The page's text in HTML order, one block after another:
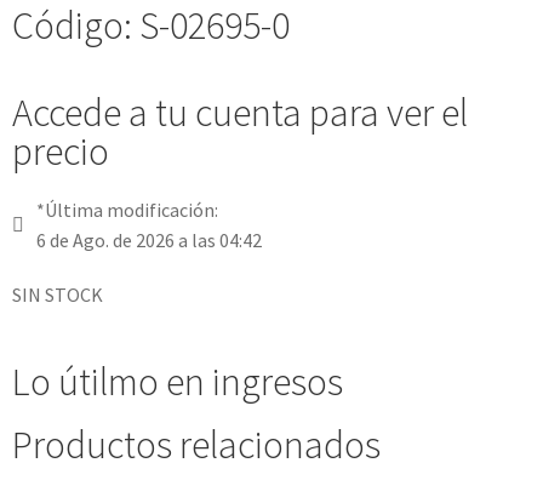
Código: S-02695-0
Accede a tu cuenta para ver el
precio
*Última modificación:
6 de Ago. de 2026 a las 04:42
SIN STOCK
Lo útilmo en ingresos
Productos relacionados